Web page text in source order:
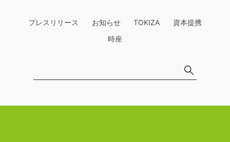
プレスリリース お知らせ TOKIZA
資本提携
時座